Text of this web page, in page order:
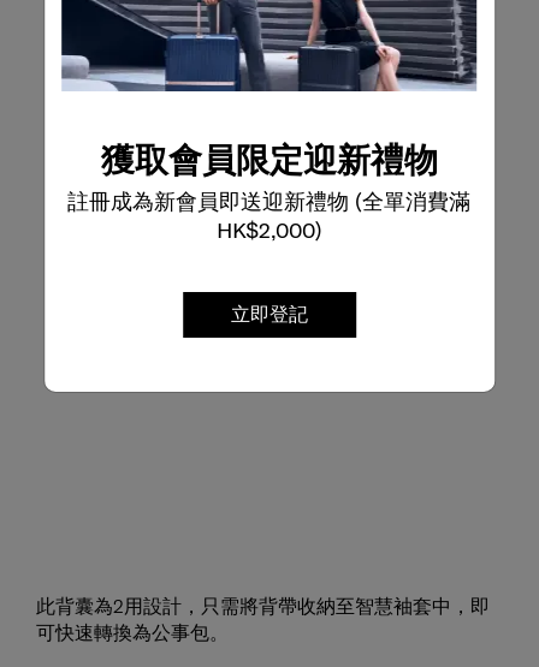
獲取會員限定迎新禮物
註冊成為新會員即送迎新禮物 (全單消費滿
HK$2,000)
立即登記
此背囊為2用設計，只需將背帶收納至智慧袖套中，即
可快速轉換為公事包。